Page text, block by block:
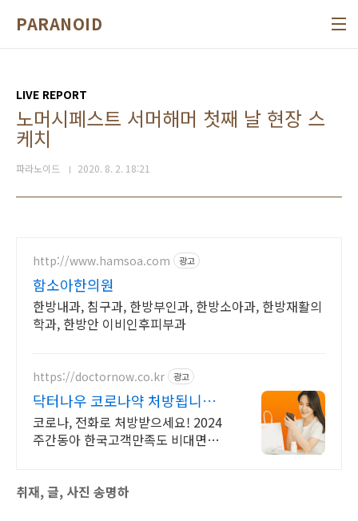
PARANOID
LIVE REPORT
노머시페스트 서머해머 첫째 날 현장 스
케치
파라노이드 2020. 8. 2. 18:21
http://www.hamsoa.com 광고
함소아한의원
한방내과, 침구과, 한방부인과, 한방소아과, 한방재활의
학과, 한방안 이비인후피부과
https://doctornow.co.kr 광고
닥터나우 코로나약 처방됩니다
365일 24시간 진료가능
코로나, 전화로 처방받으세요! 2024
주간동아 한국고객만족도 비대면진
취재, 글, 사진 송명하